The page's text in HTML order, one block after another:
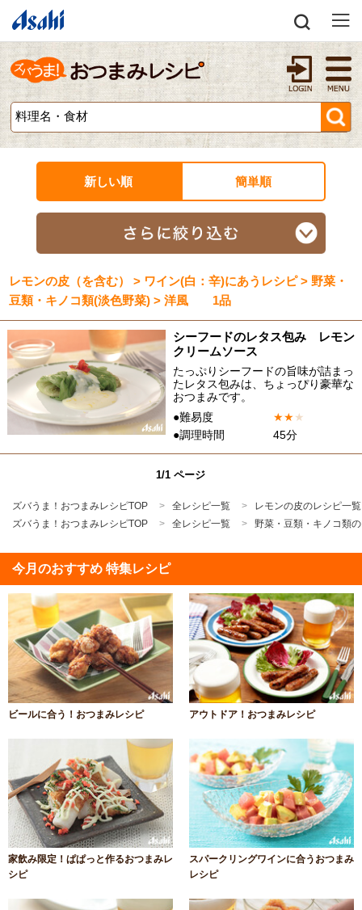
新しい順 簡単順
レモンの皮（を含む） > ワイン(白：辛)にあうレシピ > 野菜・
豆類・キノコ類(淡色野菜) > 洋風 1品
シーフードのレタス包み レモン
クリームソース
たっぷりシーフードの旨味が詰まっ
たレタス包みは、ちょっぴり豪華な
おつまみです。
●難易度
★★★
●調理時間
45分
1/1 ページ
ズバうま！おつまみレシピTOP 全レシピ一覧
レモンの皮のレシピ一覧
ズバうま！おつまみレシピTOP
全レシピ一覧 野菜・豆類・キノコ類
今月のおすすめ 特集レシピ
ビールに合う！おつまみレシピ アウトドア！おつまみレシピ
家飲み限定！ぱぱっと作るおつまみレ
シピ
スパークリングワインに合うおつまみ
レシピ